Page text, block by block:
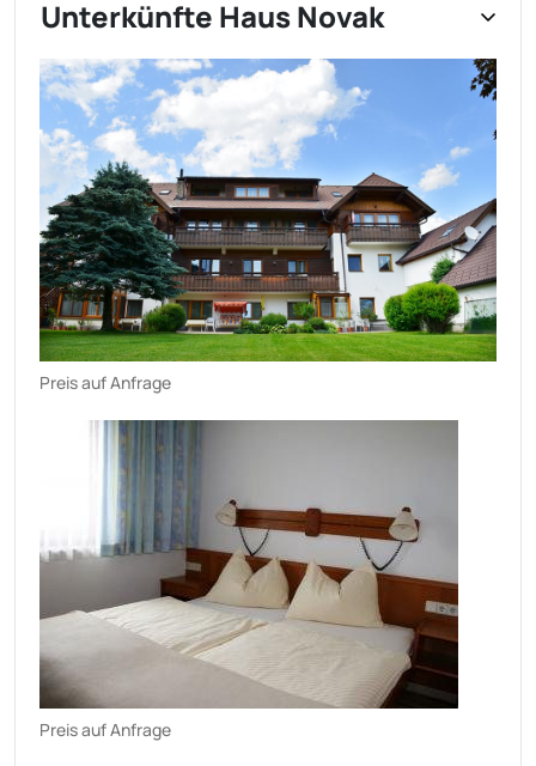
Unterkünfte Haus Novak
Preis auf Anfrage
Preis auf Anfrage